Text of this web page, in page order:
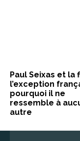
Paul Seixas et la
l’exception
pourquoi il ne
ressemble à
autre